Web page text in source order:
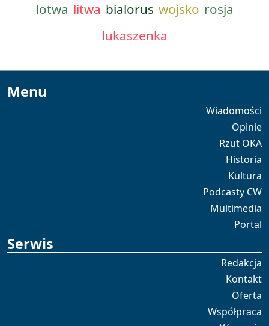
lotwa litwa bialorus wojsko rosja
lukaszenka
Menu
Wiadomości
Opinie
Rzut OKA
Historia
Kultura
Podcasty CW
Multimedia
Portal
Serwis
Redakcja
Kontakt
Oferta
Współpraca